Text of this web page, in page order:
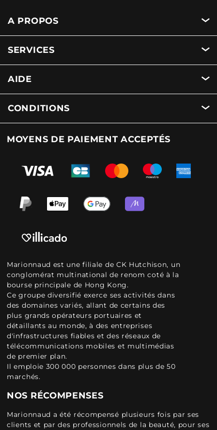
A PROPOS
SERVICES
AIDE
CONDITIONS
MOYENS DE PAIEMENT ACCEPTÉS
Marionnaud est une filiale de CK Hutchison, un
conglomérat multinational de renom coté à la
bourse principale de Hong Kong.
Ce groupe diversifié exerce ses activités dans
des domaines variés, allant de certains des
plus grands opérateurs portuaires et
détaillants au monde, à des entreprises
d'infrastructures fiables et des réseaux de
télécommunications mobiles et multimédias
de premier plan.
Il emploie 300 000 personnes dans plus de 50
marchés.
NOS RÉCOMPENSES
Marionnaud a été récompensé plusieurs fois par ses
clients et par des professionnels de la beauté, pour ses